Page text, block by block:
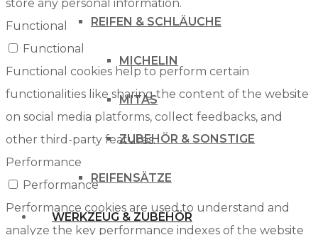
REIFEN & SCHLÄUCHE
MICHELIN
MITAS
ZUBEHÖR & SONSTIGE
REIFENSÄTZE
WERKZEUG & ZUBEHÖR
store any personal information.
Functional
Functional
Functional cookies help to perform certain
functionalities like sharing the content of the website
on social media platforms, collect feedbacks, and
other third-party features.
Performance
Performance
Performance cookies are used to understand and
analyze the key performance indexes of the website